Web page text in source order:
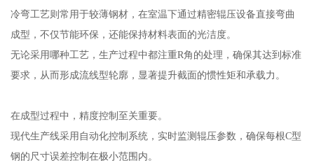
冷弯工艺则常用于较薄钢材，在室温下通过精密辊压设备直接弯曲
成型，不仅节能环保，还能保持材料表面的光洁度。
无论采用哪种工艺，生产过程中都注重R角的处理，确保其达到标准
要求，从而形成流线型轮廓，显著提升截面的惯性矩和承载力。
在成型过程中，精度控制至关重要。
现代生产线采用自动化控制系统，实时监测辊压参数，确保每根C型
钢的尺寸误差控制在极小范围内。